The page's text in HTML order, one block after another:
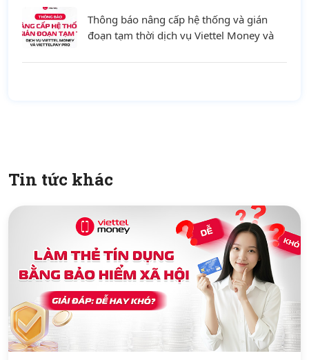
Thông báo nâng cấp hệ thống và gián
đoạn tạm thời dịch vụ Viettel Money và
Tin tức khác